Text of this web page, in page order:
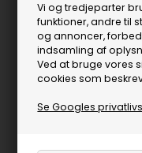
Vi og tredjeparter
funktioner, andre til
og annoncer,
indsamling af
Ved at bruge vores
cookies som
Se Googles